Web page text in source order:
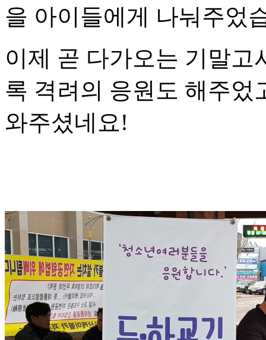
을 아이들에게 나눠주었
이제 곧 다가오는 기말고
록 격려의 응원도 해주었
와주셨네요!